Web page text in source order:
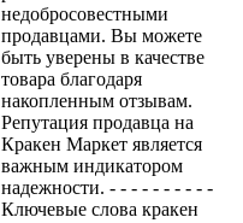
недобросовестными
продавцами. Вы можете
быть уверены в качестве
товара благодаря
накопленным отзывам.
Репутация продавца на
Кракен Маркет является
важным индикатором
надежности. - - - - - - - - - -
Ключевые слова кракен